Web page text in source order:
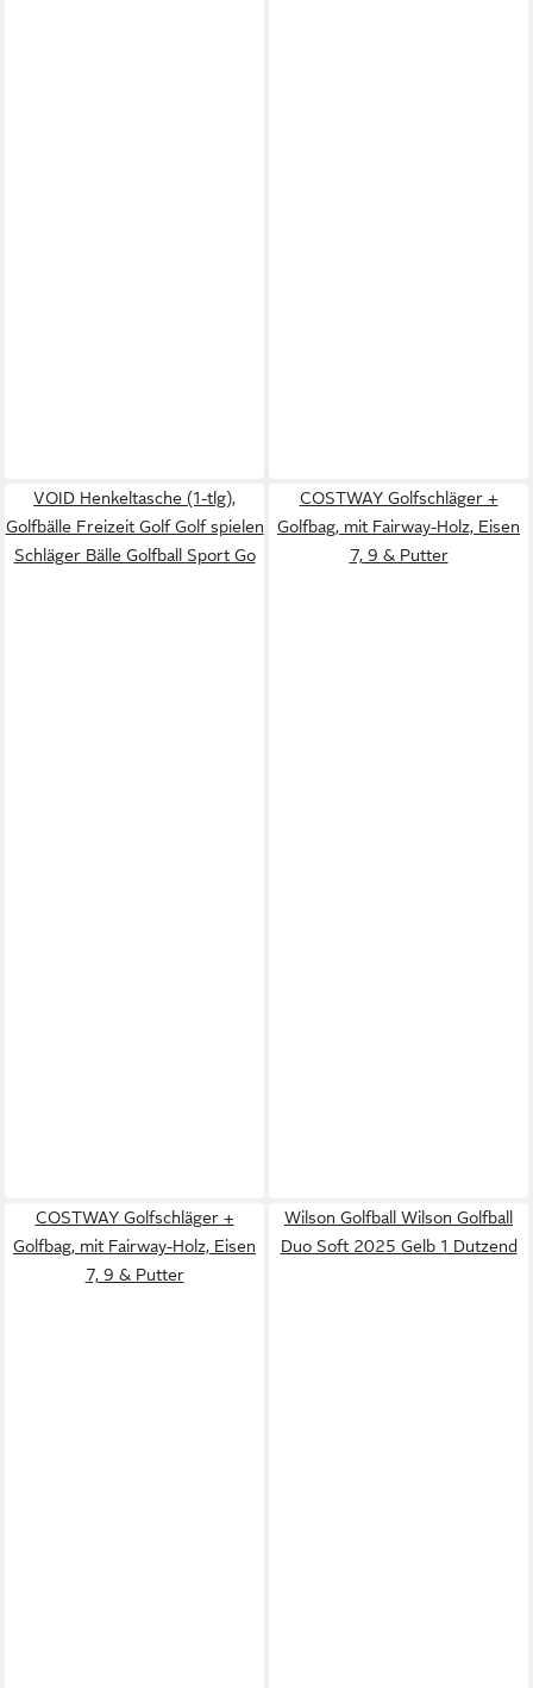
VOID Henkeltasche (1-tlg),
Golfbälle Freizeit Golf Golf spielen
Schläger Bälle Golfball Sport Go
COSTWAY Golfschläger +
Golfbag, mit Fairway-Holz, Eisen
7, 9 & Putter
COSTWAY Golfschläger +
Golfbag, mit Fairway-Holz, Eisen
7, 9 & Putter
Wilson Golfball Wilson Golfball
Duo Soft 2025 Gelb 1 Dutzend